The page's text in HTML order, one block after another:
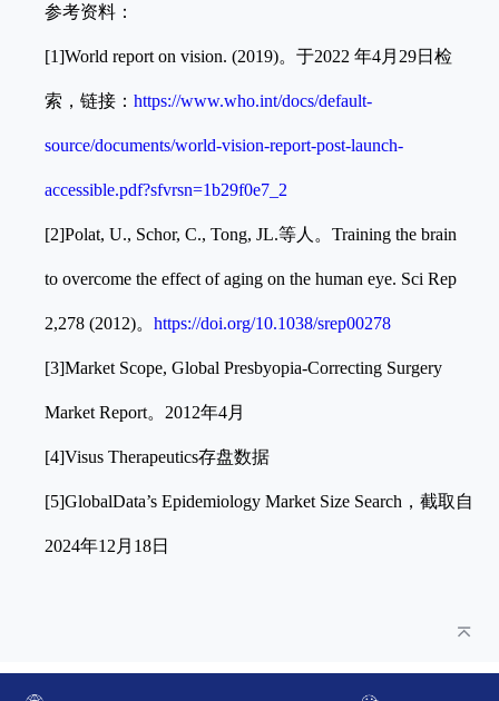
参考资料：
[1]World report on vision. (2019)。于2022 年4月29日检
索，链接：https://www.who.int/docs/default-
source/documents/world-vision-report-post-launch-
accessible.pdf?sfvrsn=1b29f0e7_2
[2]Polat, U., Schor, C., Tong, JL.等人。Training the brain
to overcome the effect of aging on the human eye. Sci Rep
2,278 (2012)。https://doi.org/10.1038/srep00278
[3]Market Scope, Global Presbyopia-Correcting Surgery
Market Report。2012年4月
[4]Visus Therapeutics存盘数据
[5]GlobalData’s Epidemiology Market Size Search，截取自
2024年12月18日